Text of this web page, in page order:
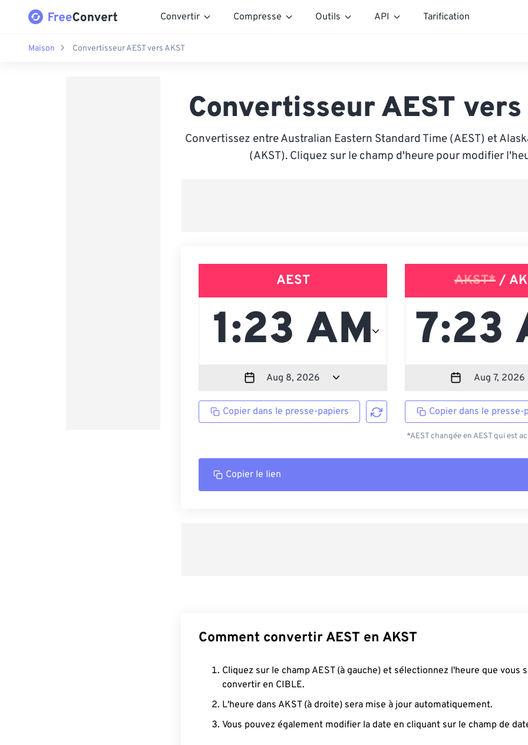
Convertir Compresse Outils API Tarification
Maison Convertisseur AEST vers AKST
Convertisseur AEST vers
Convertissez entre Australian Eastern Standard Time (AEST) et
(AKST). Cliquez sur le champ d'heure pour modifier
AEST
Copier dans le presse-papiers
AKST*/
Copier dans le presse-
*AEST changée en AEST qui est
Copier le lien
Comment convertir AEST en AKST
Cliquez sur le champ AEST (à gauche) et sélectionnez l'heure que vous
convertir en CIBLE.
L'heure dans AKST (à droite) sera mise à jour automatiquement.
Vous pouvez également modifier la date en cliquant sur le champ de